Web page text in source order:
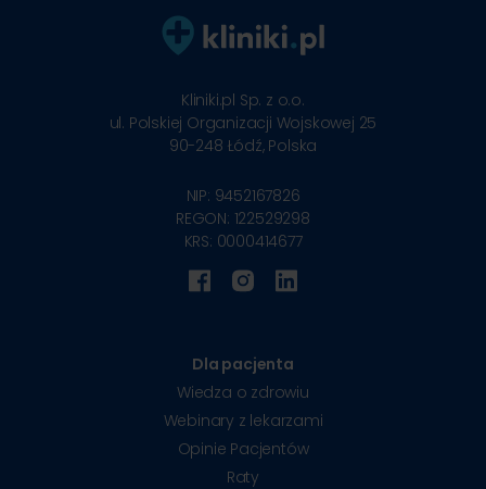
Kliniki.pl Sp. z o.o.
ul. Polskiej Organizacji Wojskowej 25
90-248 Łódź, Polska
NIP: 9452167826
REGON: 122529298
KRS: 0000414677
Dla pacjenta
Wiedza o zdrowiu
Webinary z lekarzami
Opinie Pacjentów
Raty